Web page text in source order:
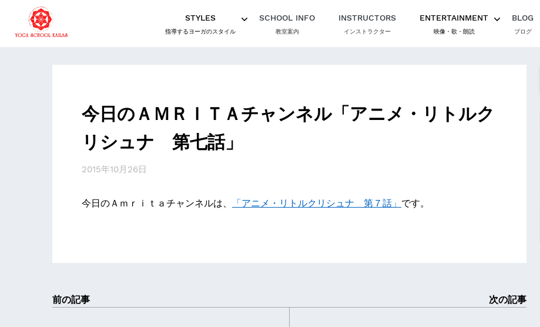
STYLES
指導するヨーガのスタイル
SCHOOL INFO
教室案内
INSTRUCTORS
インストラクター
ENTERTAINMENT
映像・歌・朗読
BLOG
ブログ
今日のＡＭＲＩＴＡチャンネル「アニメ・リトルク
リシュナ 第七話」
2015年10月26日
今日のＡｍｒｉｔａチャンネルは、 「アニメ・リトルクリシュナ 第７話」 です。
前の記事 次の記事